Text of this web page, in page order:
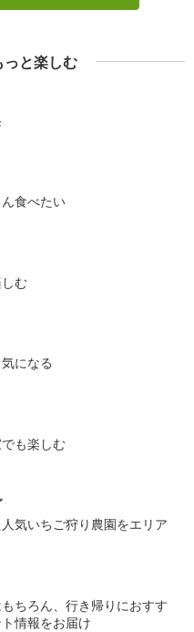
っと楽しむ
食べたい
む
になる
も楽しむ
気いちご狩り農園をエリア
ちろん、行き帰りにおすす
情報をお届け